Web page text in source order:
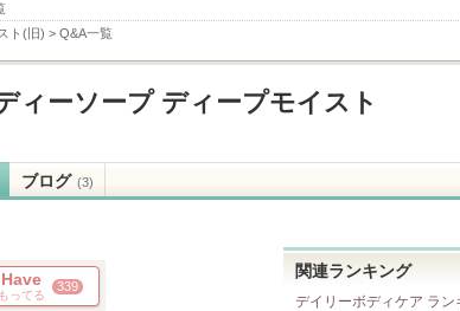
ト(旧) > Q&A一覧
ィーソープ ディープモイスト
ブログ (3)
Have
もってる
339
関連ランキング
デイリーボディケア ラン